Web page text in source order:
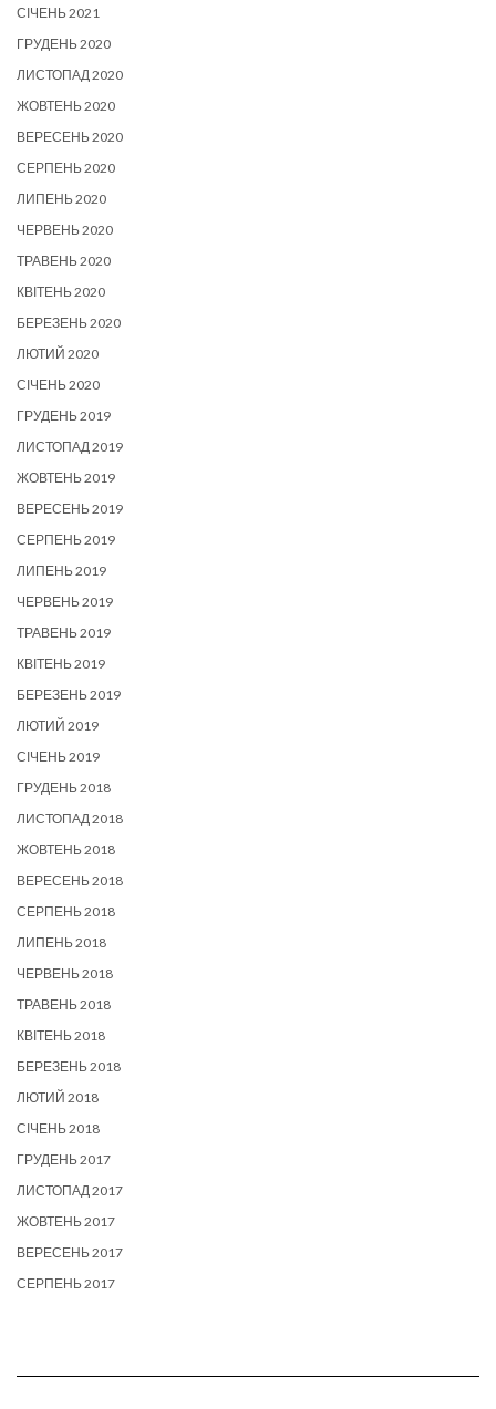
СІЧЕНЬ 2021
ГРУДЕНЬ 2020
ЛИСТОПАД 2020
ЖОВТЕНЬ 2020
ВЕРЕСЕНЬ 2020
СЕРПЕНЬ 2020
ЛИПЕНЬ 2020
ЧЕРВЕНЬ 2020
ТРАВЕНЬ 2020
КВІТЕНЬ 2020
БЕРЕЗЕНЬ 2020
ЛЮТИЙ 2020
СІЧЕНЬ 2020
ГРУДЕНЬ 2019
ЛИСТОПАД 2019
ЖОВТЕНЬ 2019
ВЕРЕСЕНЬ 2019
СЕРПЕНЬ 2019
ЛИПЕНЬ 2019
ЧЕРВЕНЬ 2019
ТРАВЕНЬ 2019
КВІТЕНЬ 2019
БЕРЕЗЕНЬ 2019
ЛЮТИЙ 2019
СІЧЕНЬ 2019
ГРУДЕНЬ 2018
ЛИСТОПАД 2018
ЖОВТЕНЬ 2018
ВЕРЕСЕНЬ 2018
СЕРПЕНЬ 2018
ЛИПЕНЬ 2018
ЧЕРВЕНЬ 2018
ТРАВЕНЬ 2018
КВІТЕНЬ 2018
БЕРЕЗЕНЬ 2018
ЛЮТИЙ 2018
СІЧЕНЬ 2018
ГРУДЕНЬ 2017
ЛИСТОПАД 2017
ЖОВТЕНЬ 2017
ВЕРЕСЕНЬ 2017
СЕРПЕНЬ 2017